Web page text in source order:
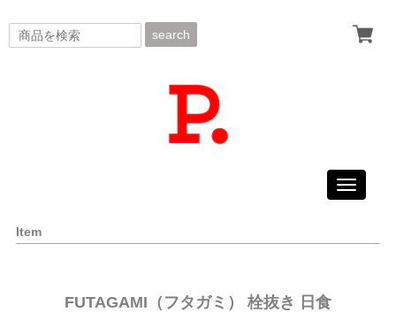
search
Toggle
Item
FUTAGAMI（フタガミ） 栓抜き 日食